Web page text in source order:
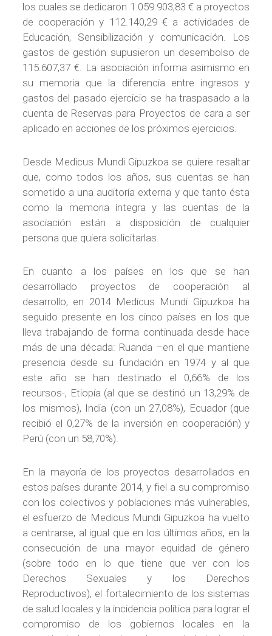
los cuales se dedicaron 1.059.903,83 € a proyectos
de cooperación y 112.140,29 € a actividades de
Educación, Sensibilización y comunicación. Los
gastos de gestión supusieron un desembolso de
115.607,37 €. La asociación informa asimismo en
su memoria que la diferencia entre ingresos y
gastos del pasado ejercicio se ha traspasado a la
cuenta de Reservas para Proyectos de cara a ser
aplicado en acciones de los próximos ejercicios.
Desde Medicus Mundi Gipuzkoa se quiere resaltar
que, como todos los años, sus cuentas se han
sometido a una auditoría externa y que tanto ésta
como la memoria íntegra y las cuentas de la
asociación están a disposición de cualquier
persona que quiera solicitarlas.
En cuanto a los países en los que se han
desarrollado proyectos de cooperación al
desarrollo, en 2014 Medicus Mundi Gipuzkoa ha
seguido presente en los cinco países en los que
lleva trabajando de forma continuada desde hace
más de una década: Ruanda –en el que mantiene
presencia desde su fundación en 1974 y al que
este año se han destinado el 0,66% de los
recursos-, Etiopía (al que se destinó un 13,29% de
los mismos), India (con un 27,08%), Ecuador (que
recibió el 0,27% de la inversión en cooperación) y
Perú (con un 58,70%).
En la mayoría de los proyectos desarrollados en
estos países durante 2014, y fiel a su compromiso
con los colectivos y poblaciones más vulnerables,
el esfuerzo de Medicus Mundi Gipuzkoa ha vuelto
a centrarse, al igual que en los últimos años, en la
consecución de una mayor equidad de género
(sobre todo en lo que tiene que ver con los
Derechos Sexuales y los Derechos
Reproductivos), el fortalecimiento de los sistemas
de salud locales y la incidencia política para lograr el
compromiso de los gobiernos locales en la